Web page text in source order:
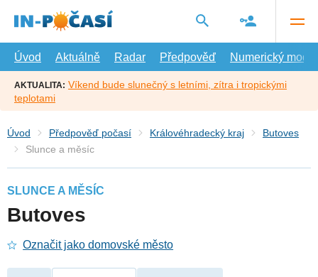
hlavní
Úvod
Aktuálně Radar Předpověď Numerický model
AKTUALITA: Víkend bude slunečný s letními, zítra i tropickými
teplotami
Úvod Předpověď počasí Královéhradecký kraj
Butoves
Slunce a měsíc
SLUNCE A MĚSÍC
Butoves
Označit jako domovské město